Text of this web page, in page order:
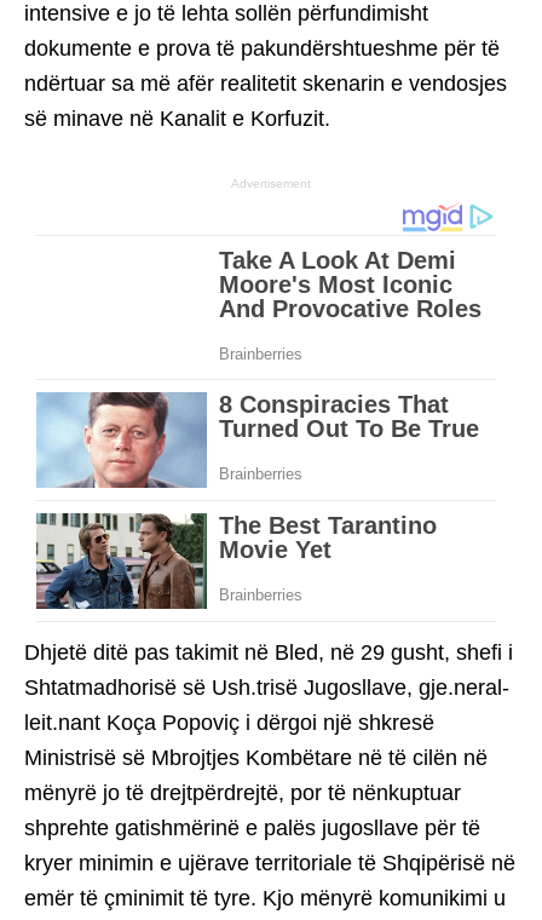
intensive e jo të lehta sollën përfundimisht
dokumente e prova të pakundërshtueshme për të
ndërtuar sa më afër realitetit skenarin e vendosjes
së minave në Kanalit e Korfuzit.
Advertisement
Dhjetë ditë pas takimit në Bled, në 29 gusht, shefi i
Shtatmadhorisë së Ush.trisë Jugosllave, gje.neral-
leit.nant Koça Popoviç i dërgoi një shkresë
Ministrisë së Mbrojtjes Kombëtare në të cilën në
mënyrë jo të drejtpërdrejtë, por të nënkuptuar
shprehte gatishmërinë e palës jugosllave për të
kryer minimin e ujërave territoriale të Shqipërisë në
emër të çminimit të tyre. Kjo mënyrë komunikimi u